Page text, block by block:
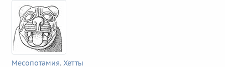
Месопотамия. Хетты